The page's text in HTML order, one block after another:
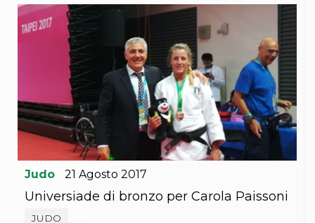
Judo 21 Agosto 2017
Universiade di bronzo per Carola Paissoni
JUDO